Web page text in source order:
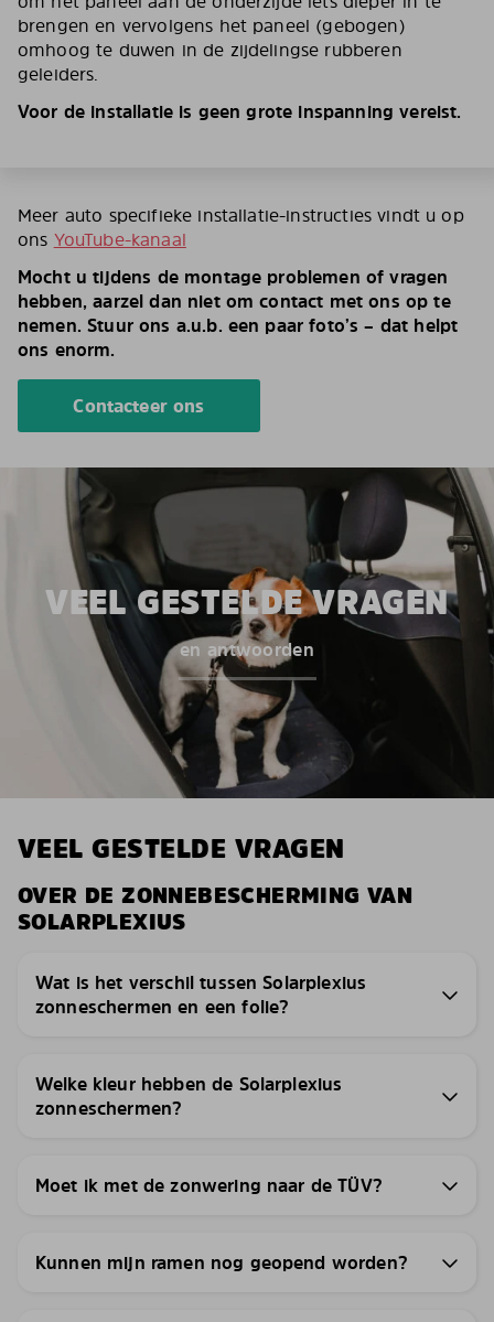
brengen en vervolgens het paneel (gebogen)
omhoog te duwen in de zijdelingse rubberen
geleiders.
Voor de installatie is geen grote inspanning vereist.
Meer auto specifieke installatie-instructies vindt u op
ons YouTube-kanaal
Mocht u tijdens de montage problemen of vragen
hebben, aarzel dan niet om contact met ons op te
nemen. Stuur ons a.u.b. een paar foto’s – dat helpt
ons enorm.
Contacteer ons
VEEL GESTELDE VRAGEN
en antwoorden
VEEL GESTELDE VRAGEN
OVER DE ZONNEBESCHERMING VAN
SOLARPLEXIUS
Wat is het verschil tussen Solarplexius
zonneschermen en een folie?
Welke kleur hebben de Solarplexius
zonneschermen?
Moet ik met de zonwering naar de TÜV?
Kunnen mijn ramen nog geopend worden?